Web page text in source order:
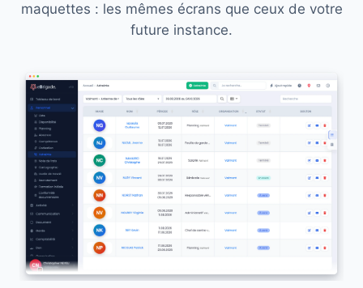
maquettes : les mêmes écrans que ceux de votre
future instance.